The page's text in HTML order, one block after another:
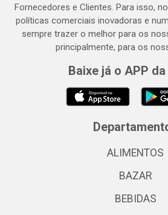
Fornecedores e Clientes. Para isso,
políticas comerciais inovadoras e
sempre trazer o melhor para os
principalmente, para os
Baixe já o APP
ALIMENTOS
BAZAR
BEBIDAS